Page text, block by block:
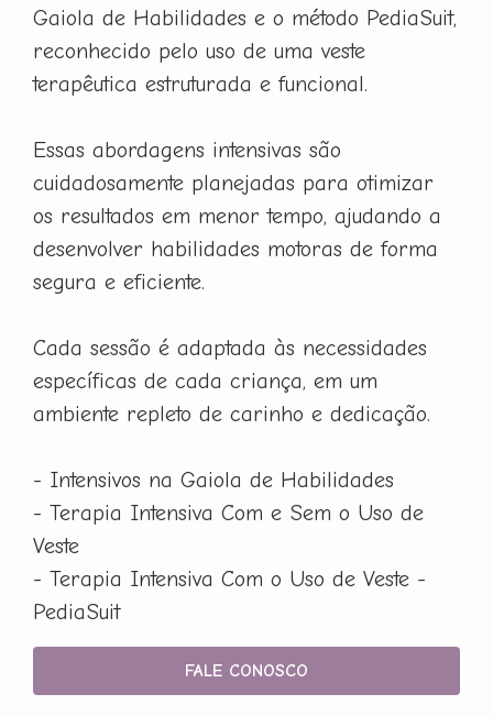
Gaiola de Habilidades e o método PediaSuit,
reconhecido pelo uso de uma veste
terapêutica estruturada e funcional.
Essas abordagens intensivas são
cuidadosamente planejadas para otimizar
os resultados em menor tempo, ajudando a
desenvolver habilidades motoras de forma
segura e eficiente.
Cada sessão é adaptada às necessidades
específicas de cada criança, em um
ambiente repleto de carinho e dedicação.
- Intensivos na Gaiola de Habilidades
- Terapia Intensiva Com e Sem o Uso de
Veste
- Terapia Intensiva Com o Uso de Veste -
PediaSuit
FALE CONOSCO